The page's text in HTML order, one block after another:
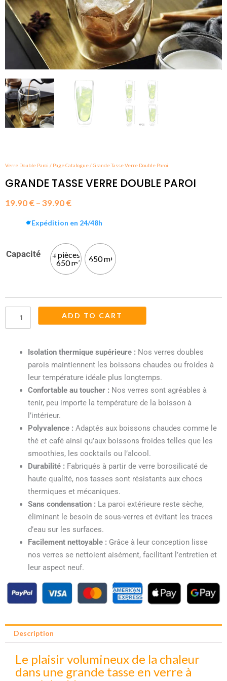
Verre Double Paroi / Page Catalogue/Grande Tasse Verre Double Paroi
GRANDE TASSE VERRE DOUBLE PAROI
19.90€–39.90€
range:
through
39.90 €
Expédition en 24/48h
Capacité
4 pièces
- 650 ml
650 ml
Grande
Paroi
quantity
ADD TO CART
Isolation thermique supérieure : Nos verres doubles
parois maintiennent les boissons chaudes ou froides à
leur température idéale plus longtemps.
Confortable au toucher : Nos verres sont agréables à
tenir, peu importe la température de la boisson à
l’intérieur.
Polyvalence : Adaptés aux boissons chaudes comme le
thé et café ainsi qu’aux boissons froides telles que les
smoothies, les cocktails ou l’alcool.
Durabilité : Fabriqués à partir de verre borosilicaté de
haute qualité, nos tasses sont résistants aux chocs
thermiques et mécaniques.
Sans condensation : La paroi extérieure reste sèche,
éliminant le besoin de sous-verres et évitant les traces
d’eau sur les surfaces.
Facilement nettoyable : Grâce à leur conception lisse
nos verres se nettoient aisément, facilitant l’entretien et
leur aspect neuf.
Description
Le plaisir volumineux de la chaleur
dans une grande tasse en verre à